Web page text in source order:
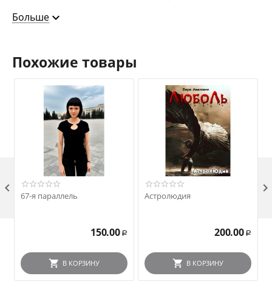
Больше
Похожие товары
67-я параллель
150.00 Р
В КОРЗИНУ
Астролюдия
200.00 Р
В КОРЗИНУ
 